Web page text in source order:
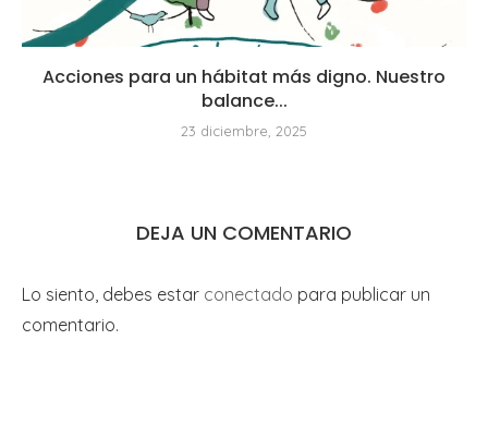
Acciones para un hábitat más digno. Nuestro
balance...
23 diciembre, 2025
DEJA UN COMENTARIO
Lo siento, debes estar conectado para publicar un
comentario.